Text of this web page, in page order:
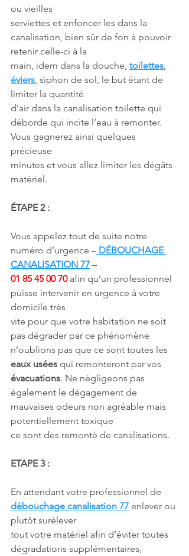
ou vieilles
serviettes et enfoncer les dans la
canalisation, bien sûr de fon à pouvoir
retenir celle-ci à la
main, idem dans la douche, toilettes,
éviers, siphon de sol, le but étant de
limiter la quantité
d’air dans la canalisation toilette qui
déborde qui incite l’eau à remonter.
Vous gagnerez ainsi quelques
précieuse
minutes et vous allez limiter les dégâts
matériel.
ÉTAPE 2 :
Vous appelez tout de suite notre
numéro d’urgence – DÉBOUCHAGE
CANALISATION 77 –
01 85 45 00 70 afin qu’un professionnel
puisse intervenir en urgence à votre
domicile très
vite pour que votre habitation ne soit
pas dégrader par ce phénomène
n’oublions pas que ce sont toutes les
eaux usées qui remonteront par vos
évacuations. Ne négligeons pas
également le dégagement de
mauvaises odeurs non agréable mais
potentiellement toxique
ce sont des remonté de canalisations.
ETAPE 3 :
En attendant votre professionnel de
débouchage canalisation 77 enlever ou
plutôt surélever
tout votre matériel afin d’éviter toutes
dégradations supplémentaires,